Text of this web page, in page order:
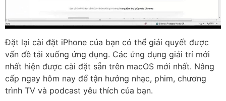
Đặt lại cài đặt iPhone của bạn có thể giải quyết được
vấn đề tải xuống ứng dụng. Các ứng dụng giải trí mới
nhất hiện được cài đặt sẵn trên macOS mới nhất. Nâng
cấp ngay hôm nay để tận hưởng nhạc, phim, chương
trình TV và podcast yêu thích của bạn.